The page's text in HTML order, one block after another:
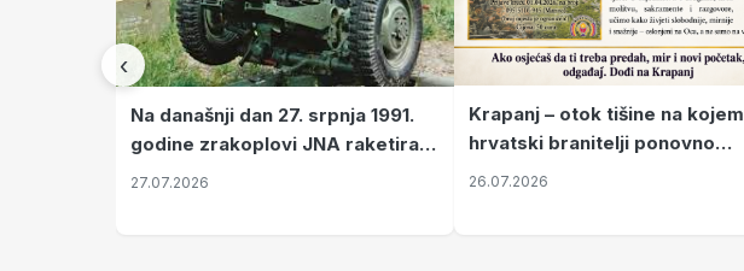
‹
Na današnji dan 27. srpnja 1991.
godine zrakoplovi JNA raketirali
su vojarnu i obučni centar "Nikola
27.07.2026
Krapanj – otok tišine na kojem
hrvatski branitelji ponovno
pronalaze mir
26.07.2026